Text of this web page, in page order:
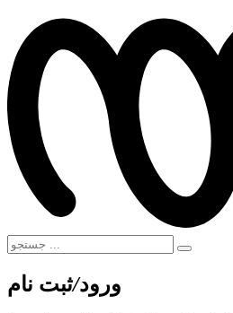
ورود/ثبت نام